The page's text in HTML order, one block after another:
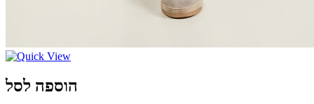
הוספה לסל